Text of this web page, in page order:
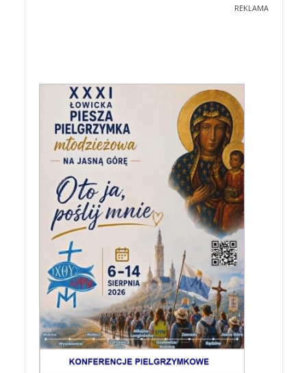
REKLAMA